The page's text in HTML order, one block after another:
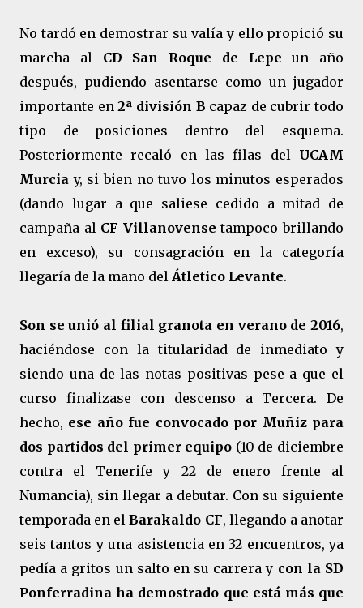
No tardó en demostrar su valía y ello propició su
marcha al CD San Roque de Lepe un año
después, pudiendo asentarse como un jugador
importante en2ª división B capaz de cubrir todo
tipo de posiciones dentro del esquema.
Posteriormente recaló en las filas del UCAM
Murciay, si bien no tuvo los minutos esperados
(dando lugar a que saliese cedido a mitad de
campaña al CF Villanovense tampoco brillando
en exceso), su consagración en la categoría
llegaría de la mano del Átletico Levante.
Son se unió al filial granota en verano de 2016,
haciéndose con la titularidad de inmediato y
siendo una de las notas positivas pese a que el
curso finalizase con descenso a Tercera. De
hecho, ese año fue convocado por Muñiz para
dos partidos del primer equipo (10 de diciembre
contra el Tenerife y 22 de enero frente al
Numancia), sin llegar a debutar. Con su siguiente
temporada en elBarakaldo CF, llegando a anotar
seis tantos y una asistencia en 32 encuentros, ya
pedía a gritos un salto en su carrera y con la SD
Ponferradina ha demostrado que está más que